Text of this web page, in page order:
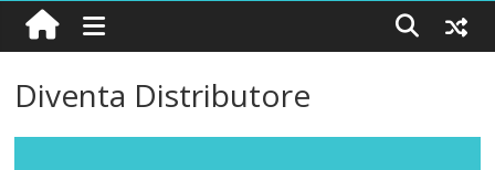
Diventa Distributore